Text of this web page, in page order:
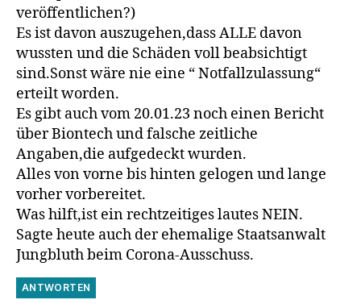
veröffentlichen?)
Es ist davon auszugehen,dass ALLE davon
wussten und die Schäden voll beabsichtigt
sind.Sonst wäre nie eine “ Notfallzulassung“
erteilt worden.
Es gibt auch vom 20.01.23 noch einen Bericht
über Biontech und falsche zeitliche
Angaben,die aufgedeckt wurden.
Alles von vorne bis hinten gelogen und lange
vorher vorbereitet.
Was hilft,ist ein rechtzeitiges lautes NEIN.
Sagte heute auch der ehemalige Staatsanwalt
Jungbluth beim Corona-Ausschuss.
ANTWORTEN